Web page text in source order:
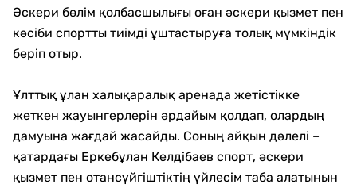
Әскери бөлім қолбасшылығы оған әскери қызмет пен
кәсіби спортты тиімді ұштастыруға толық мүмкіндік
беріп отыр.
Ұлттық ұлан халықаралық аренада жетістікке
жеткен жауынгерлерін әрдайым қолдап, олардың
дамуына жағдай жасайды. Соның айқын дәлелі –
қатардағы Еркебұлан Келдібаев спорт, әскери
қызмет пен отансүйгіштіктің үйлесім таба алатынын